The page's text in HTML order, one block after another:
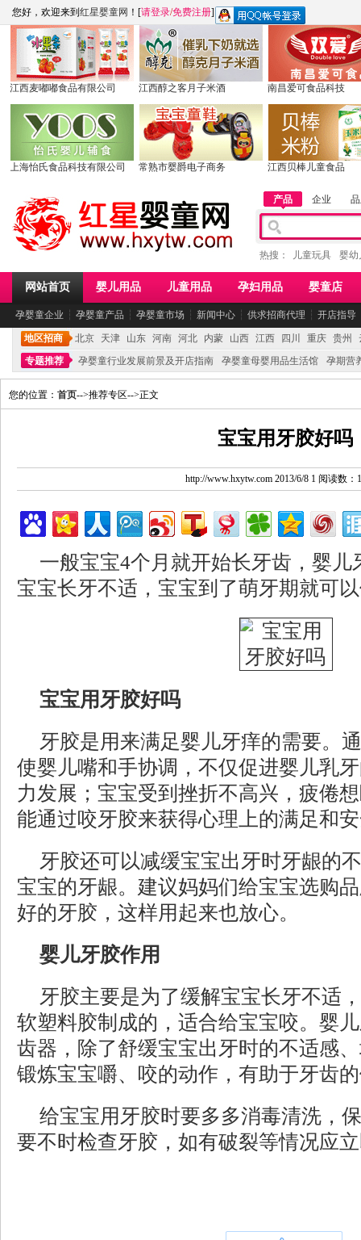
您好，欢迎来到 红星婴童网 ！[请登录/免费注册]
江西麦嘟嘟食品有限公司 江西醇之客月子米酒 南昌爱可食品科技
上海怡氏食品科技有限公司 常熟市婴爵电子商务 江西贝棒儿童食品
产品 企业
热搜： 儿童玩具 婴幼
网站首页 婴儿用品 儿童用品 孕妇用品 婴童店
孕婴童企业 ┆ 孕婴童产品 ┆ 孕婴童市场 ┆ 新闻中心 ┆ 供求招商代理 ┆ 开店指导
地区招商 北京 天津 山东 河南 河北 内蒙 山西 江西 四川 重庆 贵州
专题推荐
孕婴童行业发展前景及开店指南 孕婴童母婴用品生活馆 孕期营
您的位置： 首页-->推荐专区-->正文
宝宝用牙胶好吗
http://www.hxytw.com 2013/6/8 1 阅读数：
一般宝宝4个月就开始长牙齿，婴
宝宝长牙不适，宝宝到了萌牙期就可
宝宝用牙胶好吗
牙胶是用来满足婴儿牙痒的需要。
使婴儿嘴和手协调，不仅促进婴儿乳
力发展；宝宝受到挫折不高兴，疲倦
能通过咬牙胶来获得心理上的满足和
牙胶还可以减缓宝宝出牙时牙龈的
宝宝的牙龈。建议妈妈们给宝宝选购
好的牙胶，这样用起来也放心。
婴儿牙胶作用
牙胶主要是为了缓解宝宝长牙不适
软塑料胶制成的，适合给宝宝咬。婴
齿器，除了舒缓宝宝出牙时的不适感
锻炼宝宝嚼、咬的动作，有助于牙齿
给宝宝用牙胶时要多多消毒清洗，
要不时检查牙胶，如有破裂等情况应